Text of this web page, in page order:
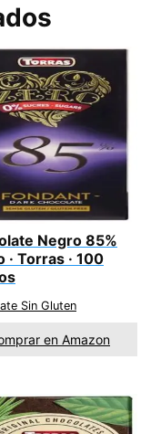
Negro 85%
· Torras · 100
Sin Gluten
en Amazon